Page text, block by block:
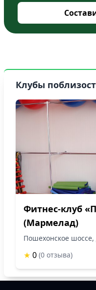
Клубы
Фитнес-клуб
(Мармелад)
Пошехонское
★ 0 (0 отзыва)